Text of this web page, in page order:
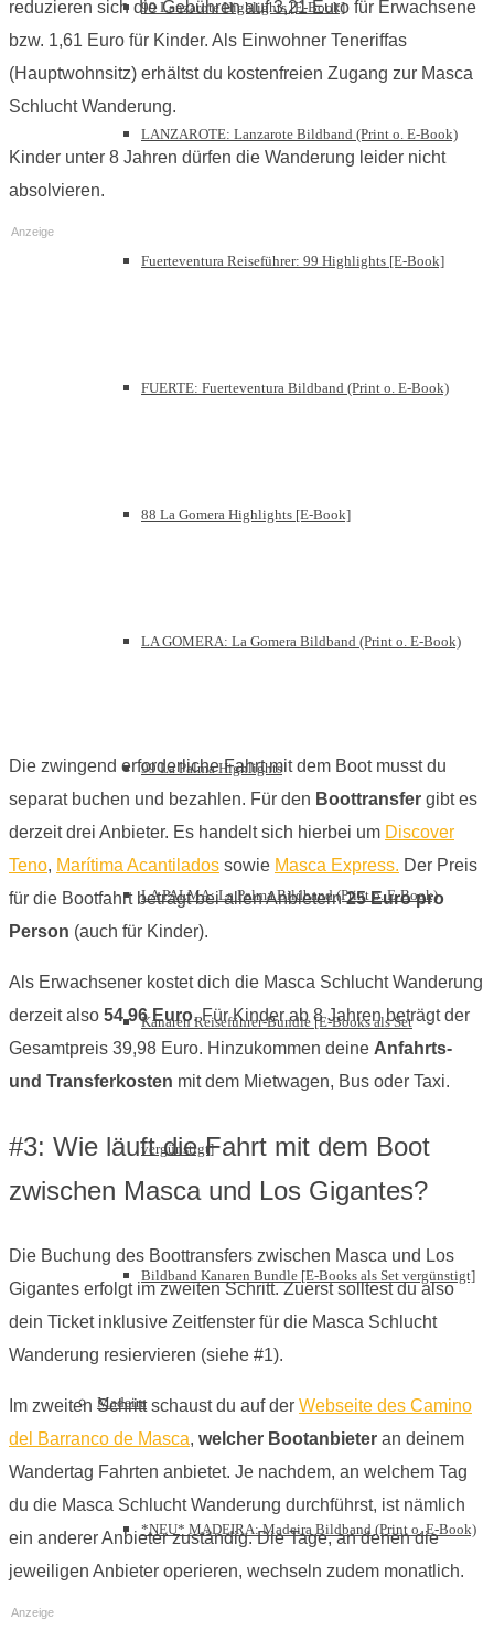
99 Lanzarote Highlights [E-Book]
LANZAROTE: Lanzarote Bildband (Print o. E-Book)
Fuerteventura Reiseführer: 99 Highlights [E-Book]
FUERTE: Fuerteventura Bildband (Print o. E-Book)
88 La Gomera Highlights [E-Book]
LA GOMERA: La Gomera Bildband (Print o. E-Book)
99 La Palma Highlights
LA PALMA: La Palma Bildband (Print o. E-Book)
Kanaren Reiseführer-Bundle [E-Books als Set
vergünstigt]
Bildband Kanaren Bundle [E-Books als Set vergünstigt]
Madeira
*NEU* MADEIRA: Madeira Bildband (Print o. E-Book)
reduzieren sich die Gebühren auf 3,21 Euro für Erwachsene
bzw. 1,61 Euro für Kinder. Als Einwohner Teneriffas
(Hauptwohnsitz) erhältst du kostenfreien Zugang zur Masca
Schlucht Wanderung.
Kinder unter 8 Jahren dürfen die Wanderung leider nicht
absolvieren.
Anzeige
Die zwingend erforderliche Fahrt mit dem Boot musst du
separat buchen und bezahlen. Für den Boottransfer gibt es
derzeit drei Anbieter. Es handelt sich hierbei um Discover
Teno, Marítima Acantilados sowie Masca Express. Der Preis
für die Bootfahrt beträgt bei allen Anbietern25 Euro pro
Person (auch für Kinder).
Als Erwachsener kostet dich die Masca Schlucht Wanderung
derzeit also 54,96 Euro. Für Kinder ab 8 Jahren beträgt der
Gesamtpreis 39,98 Euro. Hinzukommen deine Anfahrts-
und Transferkosten mit dem Mietwagen, Bus oder Taxi.
#3: Wie läuft die Fahrt mit dem Boot
zwischen Masca und Los Gigantes?
Die Buchung des Boottransfers zwischen Masca und Los
Gigantes erfolgt im zweiten Schritt. Zuerst solltest du also
dein Ticket inklusive Zeitfenster für die Masca Schlucht
Wanderung resiervieren (siehe #1).
Im zweiten Schritt schaust du auf der Webseite des Camino
del Barranco de Masca, welcher Bootanbieter an deinem
Wandertag Fahrten anbietet. Je nachdem, an welchem Tag
du die Masca Schlucht Wanderung durchführst, ist nämlich
ein anderer Anbieter zuständig. Die Tage, an denen die
jeweiligen Anbieter operieren, wechseln zudem monatlich.
Anzeige